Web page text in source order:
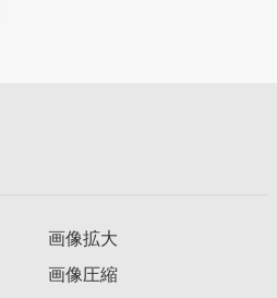
画像拡大
画像圧縮